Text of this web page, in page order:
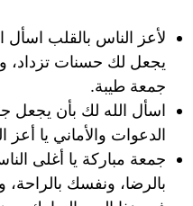
لأعز الناس بالقلب
يجعل لك حسنات تزداد،
جمعة طيبة.
اسأل الله لك بأن
الدعوات والأماني يا أعز
جمعة مباركة يا أغلى
بالرضا، ونفسك